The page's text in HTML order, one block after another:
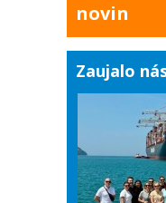
novin
Zaujalo